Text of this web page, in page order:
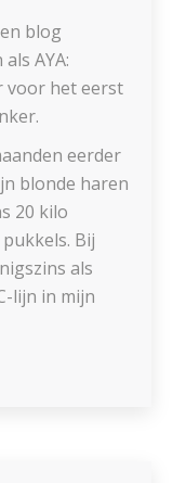
blog
AYA:
voor het eerst
eerder
blonde haren
20 kilo
Bij
als
lijn in mijn